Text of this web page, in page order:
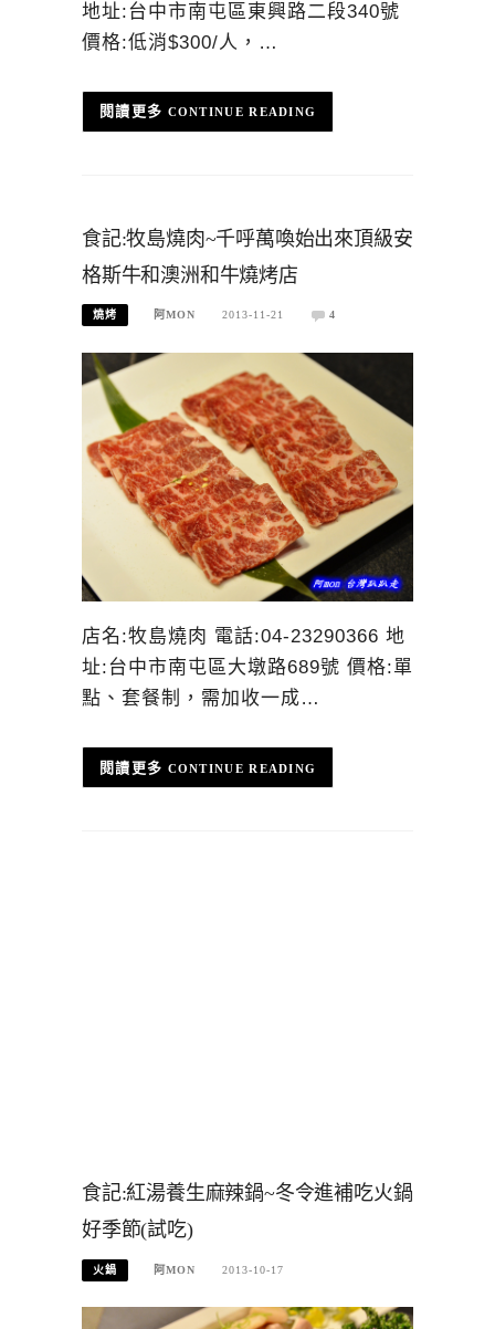
地址:台中市南屯區東興路二段340號
價格:低消$300/人，…
CONTINUE READING
食記:牧島燒肉~千呼萬喚始出來頂級安
格斯牛和澳洲和牛燒烤店
燒烤 阿MON 2013-11-21 4
店名:牧島燒肉 電話:04-23290366 地
址:台中市南屯區大墩路689號 價格:單
點、套餐制，需加收一成…
CONTINUE READING
食記:紅湯養生麻辣鍋~冬令進補吃火鍋
好季節(試吃)
火鍋 阿MON 2013-10-17